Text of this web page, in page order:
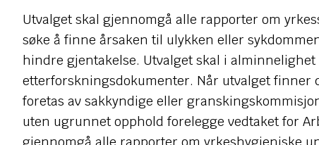
Utvalget skal gjennomgå alle rapporter om
søke å finne årsaken til ulykken eller
hindre gjentakelse. Utvalget skal i
etterforskningsdokumenter. Når utvalget finner
foretas av sakkyndige eller
uten ugrunnet opphold forelegge vedtaket for